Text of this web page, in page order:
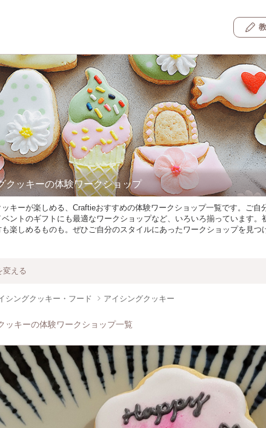
クッキーの体験ワークショップ
キーが楽しめる、Craftieおすすめの体験ワークショップ一覧です。ご自
ントのギフトにも最適なワークショップなど、いろいろ揃っています。
楽しめるものも。ぜひご自分のスタイルにあったワークショップを見つ
変える
シングクッキー・フード アイシングクッキー
ッキーの体験ワークショップ一覧